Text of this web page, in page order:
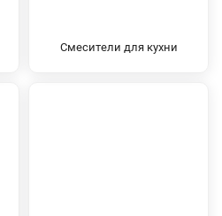
Смесители для кухни